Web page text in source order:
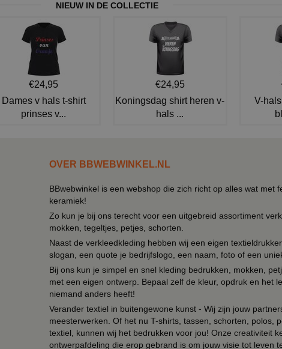
NIEUW IN DE COLLECTIE
€24,95
Dames v hals t-shirt
prinses v...
€24,95
Koningsdag shirt heren v-
hals ...
V-
OVER BBWEBWINKEL.NL
BBwebwinkel is een webshop die zich richt op alles wat met
keramiek!
Zo kun je bij ons terecht voor een uitgebreid assortiment
mokken, tegeltjes, petjes, schorten.
Naast de verkleedkleding hebben wij een eigen
slogan, een quote je bedrijfslogo, een naam, foto of een
Bij ons kun je simpel en snel kleding bedrukken, mokken,
met een eigen ontwerp. Bepaal zelf de kleur, opdruk en het
niemand anders heeft!
Verander textiel in buitengewone kunst - Wij zijn jouw
meesterwerken. Of het nu T-shirts, tassen, schorten, polos,
textiel, kunnen wij het bedrukken voor jou! Onze creativiteit
ontwerpafdeling die erop gebrand is om jouw visie tot leven